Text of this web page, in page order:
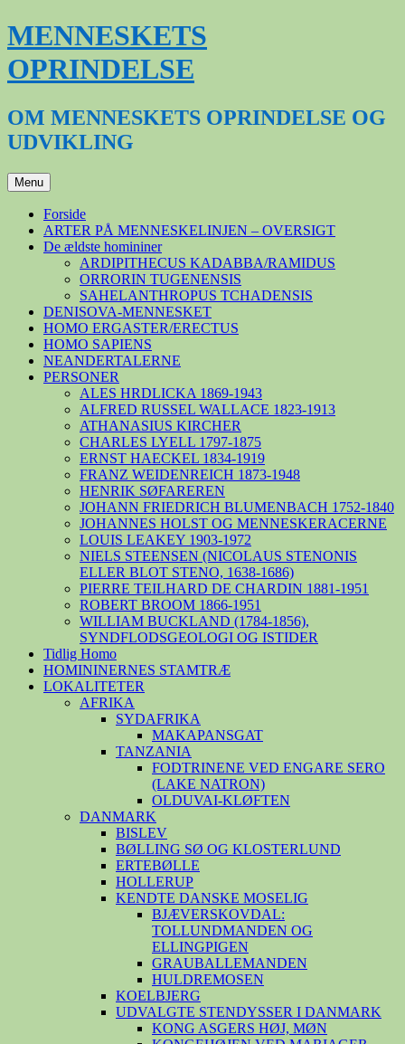
Hop
til
indhold
MENNESKETS
OPRINDELSE
OM MENNESKETS OPRINDELSE OG
UDVIKLING
Menu
Forside
ARTER PÅ MENNESKELINJEN – OVERSIGT
De ældste homininer
ARDIPITHECUS KADABBA/RAMIDUS
ORRORIN TUGENENSIS
SAHELANTHROPUS TCHADENSIS
DENISOVA-MENNESKET
HOMO ERGASTER/ERECTUS
HOMO SAPIENS
NEANDERTALERNE
PERSONER
ALES HRDLICKA 1869-1943
ALFRED RUSSEL WALLACE 1823-1913
ATHANASIUS KIRCHER
CHARLES LYELL 1797-1875
ERNST HAECKEL 1834-1919
FRANZ WEIDENREICH 1873-1948
HENRIK SØFAREREN
JOHANN FRIEDRICH BLUMENBACH 1752-1840
JOHANNES HOLST OG MENNESKERACERNE
LOUIS LEAKEY 1903-1972
NIELS STEENSEN (NICOLAUS STENONIS
ELLER BLOT STENO, 1638-1686)
PIERRE TEILHARD DE CHARDIN 1881-1951
ROBERT BROOM 1866-1951
WILLIAM BUCKLAND (1784-1856),
SYNDFLODSGEOLOGI OG ISTIDER
Tidlig Homo
HOMININERNES STAMTRÆ
LOKALITETER
AFRIKA
SYDAFRIKA
MAKAPANSGAT
TANZANIA
FODTRINENE VED ENGARE SERO
(LAKE NATRON)
OLDUVAI-KLØFTEN
DANMARK
BISLEV
BØLLING SØ OG KLOSTERLUND
ERTEBØLLE
HOLLERUP
KENDTE DANSKE MOSELIG
BJÆVERSKOVDAL:
TOLLUNDMANDEN OG
ELLINGPIGEN
GRAUBALLEMANDEN
HULDREMOSEN
KOELBJERG
UDVALGTE STENDYSSER I DANMARK
KONG ASGERS HØJ, MØN